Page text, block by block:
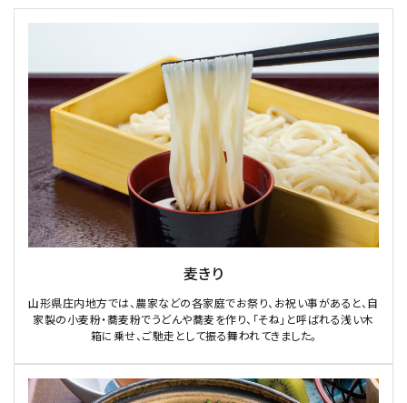
麦きり
山形県庄内地方では、農家などの各家庭でお祭り、お祝い事があると、自
家製の小麦粉・蕎麦粉でうどんや蕎麦を作り、「そね」と呼ばれる浅い木
箱に乗せ、ご馳走として振る舞われてきました。